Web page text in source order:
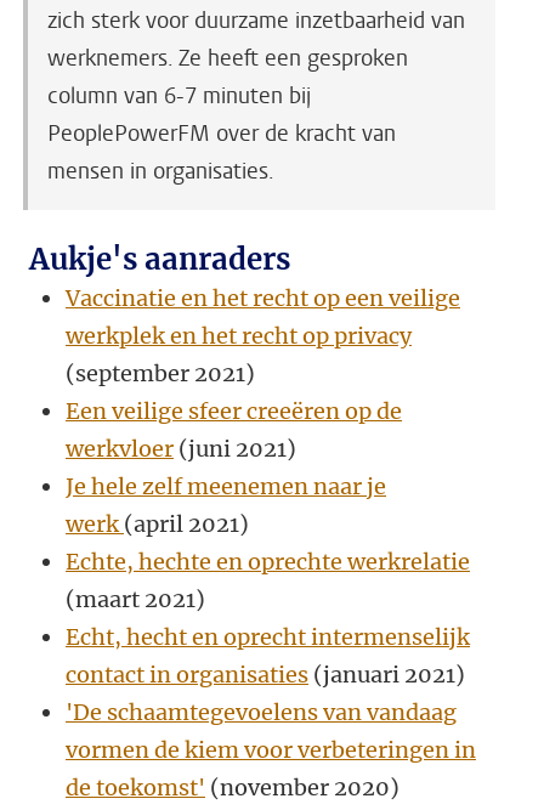
zich sterk voor duurzame inzetbaarheid van
werknemers. Ze heeft een gesproken
column van 6-7 minuten bij
PeoplePowerFM over de kracht van
mensen in organisaties.
Aukje's aanraders
Vaccinatie en het recht op een veilige
werkplek en het recht op privacy
(september 2021)
Een veilige sfeer creeëren op de
werkvloer (juni 2021)
Je hele zelf meenemen naar je
werk(april 2021)
Echte, hechte en oprechte werkrelatie
(maart 2021)
Echt, hecht en oprecht intermenselijk
contact in organisaties (januari 2021)
'De schaamtegevoelens van vandaag
vormen de kiem voor verbeteringen in
de toekomst' (november 2020)